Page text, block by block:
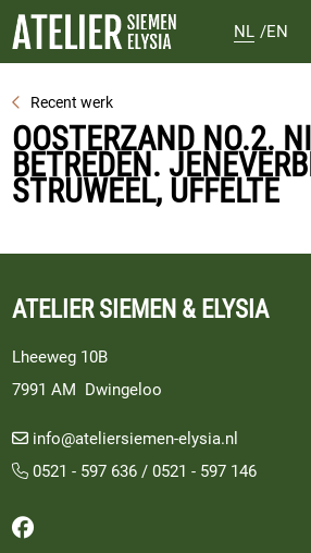
NL /EN
Recent werk
OOSTERZAND NO.2.
BETREDEN.
STRUWEEL, UFFELTE
ATELIER SIEMEN & ELYSIA
Lheeweg 10B
7991 AM Dwingeloo
info@ateliersiemen-elysia.nl
0521 - 597 636 /0521 - 597 146
Volg ons op Facebook